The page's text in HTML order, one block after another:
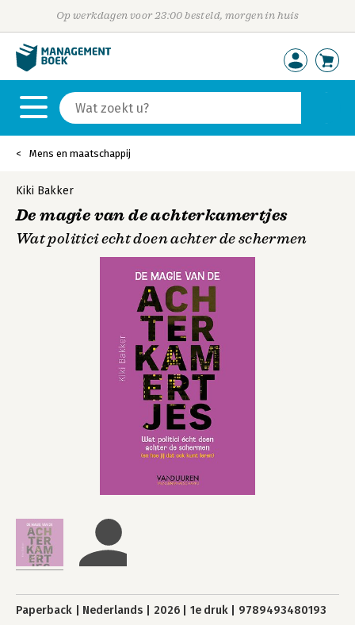
Op werkdagen voor 23:00 besteld, morgen in huis
Mens en maatschappij
Kiki Bakker
De magie van de achterkamertjes
Wat politici echt doen achter de schermen
Paperback Nederlands 2026 1e druk 9789493480193